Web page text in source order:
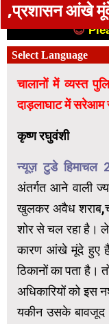
,प्रशासन आंखे
😊
चालानों में व्यस्त
दाड़लाघाट में
कृष्ण रघुवंशी
न्यूज़ टुडे हिमाचल
अंतर्गत आने वाली
खुलकर अवैध
शोर से चल रहा है।
कारण आंखे मूंदे हुए
ठिकानों का पता है।
अधिकारियों को इस
यकीन उसके बावजूद